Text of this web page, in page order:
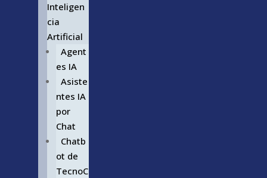
Inteligen
cia
Artificial
Agent
es IA
Asiste
ntes IA
por
Chat
Chatb
ot de
TecnoC